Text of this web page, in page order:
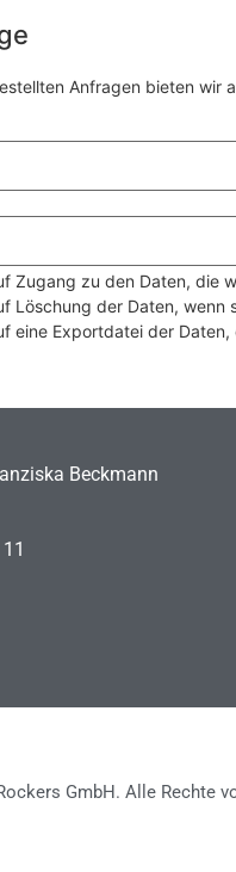
Anfragen bieten wir
Zugang zu den Daten, die
Löschung der Daten, wenn
eine Exportdatei der
Beckmann
GmbH. Alle Rechte